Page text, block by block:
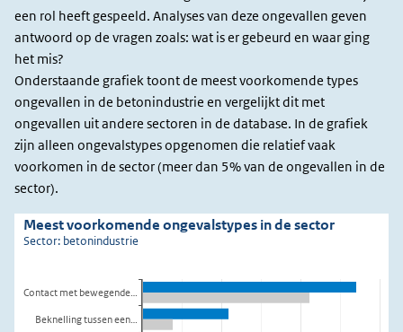
een rol heeft gespeeld. Analyses van deze ongevallen geven
antwoord op de vragen zoals: wat is er gebeurd en waar ging
het mis?
Onderstaande grafiek toont de meest voorkomende types
ongevallen in de betonindustrie en vergelijkt dit met
ongevallen uit andere sectoren in de database. In de grafiek
zijn alleen ongevalstypes opgenomen die relatief vaak
voorkomen in de sector (meer dan 5% van de ongevallen in de
sector).